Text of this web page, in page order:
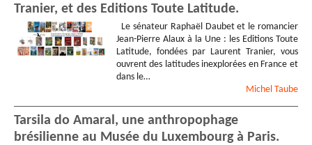
Tranier, et des Editions Toute Latitude.
Le sénateur Raphaël Daubet et le romancier
Jean-Pierre Alaux à la Une : les Editions Toute
Latitude, fondées par Laurent Tranier, vous
ouvrent des latitudes inexplorées en France et
dans le…
Michel Taube
Tarsila do Amaral, une anthropophage
brésilienne au Musée du Luxembourg à Paris.